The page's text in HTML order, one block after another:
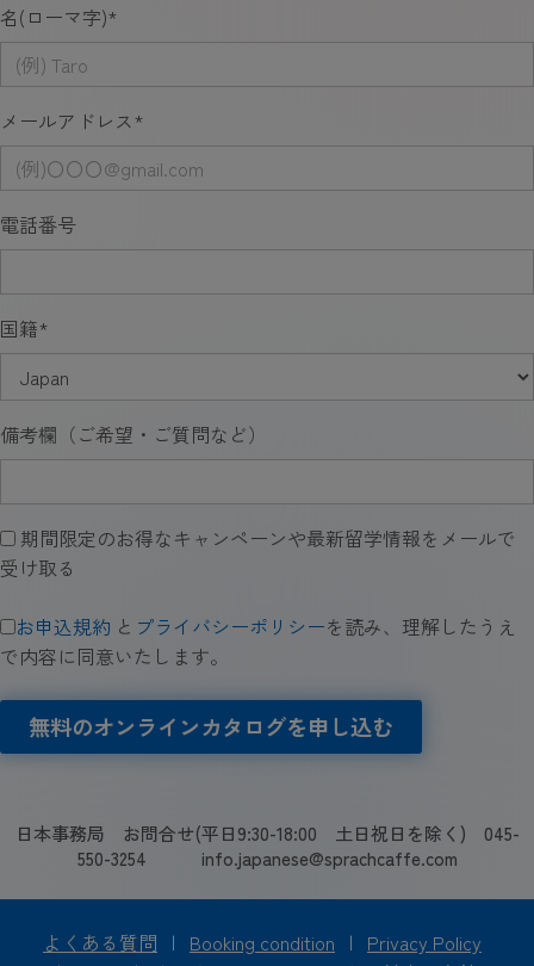
名(ローマ字)*
メールアドレス*
電話番号
国籍*
備考欄（ご希望・ご質問など）
受け取る
お申込規約 と プライバシーポリシーを読み、理解したうえ
で内容に同意いたします。
無料のオンラインカタログを申し込む
日本事務局 お問合せ(平日9:30-18:00 土日祝日を除く) 045-
550-3254 info.japanese@sprachcaffe.com
よくある質問 | Booking condition | Privacy Policy